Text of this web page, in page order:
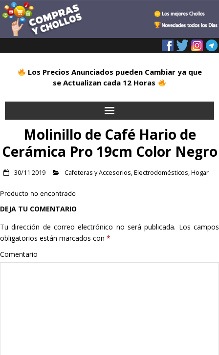
Los Precios Anunciados pueden Cambiar ya que
se Actualizan cada 12 Horas
Inicio
Alimentación
Deportes
Hogar
Informática
Molinillo de Café Hario de
Cerámica Pro 19cm Color Negro
30/11 2019 Cafeteras y Accesorios,Electrodomésticos,Hogar
Producto no encontrado
DEJA TU COMENTARIO
Tu dirección de correo electrónico no será publicada. Los campos
obligatorios están marcados con *
Comentario